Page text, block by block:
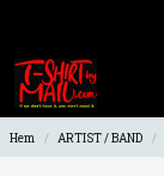
Hem ARTIST / BAND